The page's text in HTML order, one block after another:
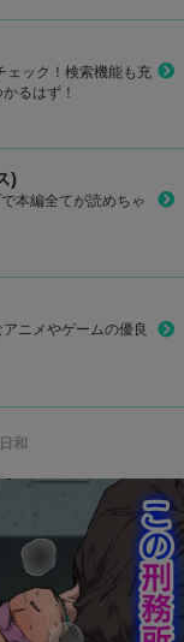
ェック！検索機能も充
るはず！
)
本編全てが読めちゃ
ニメやゲームの優良
和